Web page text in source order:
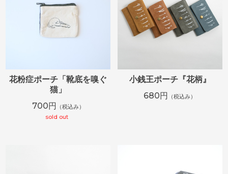
花粉症ポーチ「靴底を嗅ぐ
猫」
700円
（税込み）
sold out
小銭王ポーチ『花柄』
680円
（税込み）